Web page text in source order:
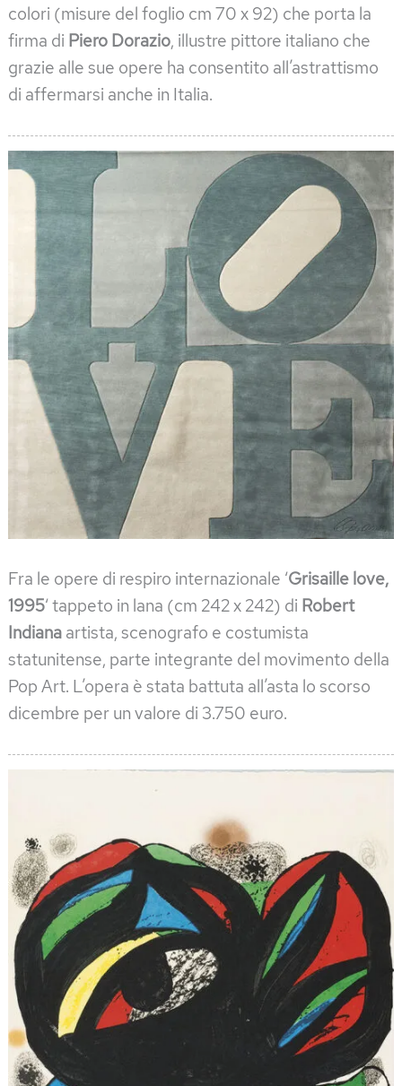
colori (misure del foglio cm 70 x 92) che porta la
firma di Piero Dorazio, illustre pittore italiano che
grazie alle sue opere ha consentito all’astrattismo
di affermarsi anche in Italia.
Fra le opere di respiro internazionale ‘Grisaille love,
1995‘ tappeto in lana (cm 242 x 242) di Robert
Indiana artista, scenografo e costumista
statunitense, parte integrante del movimento della
Pop Art. L’opera è stata battuta all’asta lo scorso
dicembre per un valore di 3.750 euro.